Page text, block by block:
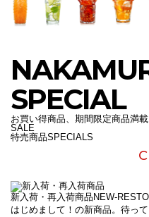
SPECIAL
お買い得商品、期間限定商品満
SALE
特売商品SPECIALS
新入荷・再入荷商品 NEW-
はじめまして！の新商品。待っ